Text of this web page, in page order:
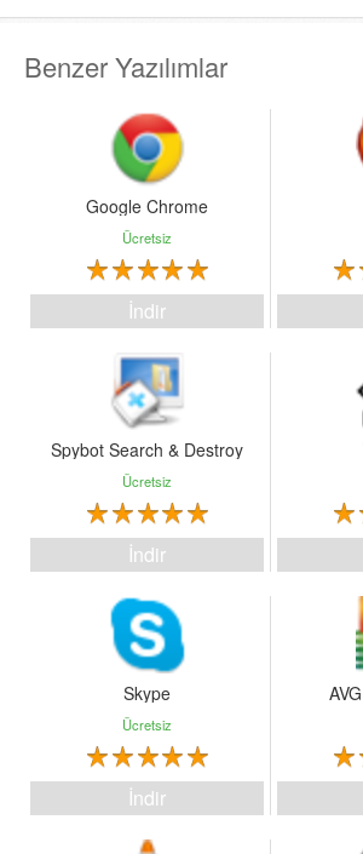
Benzer Yazılımlar
Google Chrome
Ücretsiz
İndir
Spybot Search & Destroy
Ücretsiz
İndir
Skype
Ücretsiz
İndir